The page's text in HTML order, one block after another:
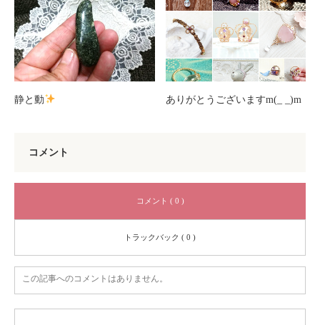
静と動 ありがとうございますm(_ _)m
コメント
コメント ( 0 )
トラックバック ( 0 )
この記事へのコメントはありません。